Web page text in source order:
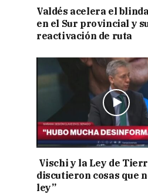
Valdés acelera el
en el Sur provincial y
reactivación de ruta
Vischi y la Ley de
discutieron cosas que
ley”